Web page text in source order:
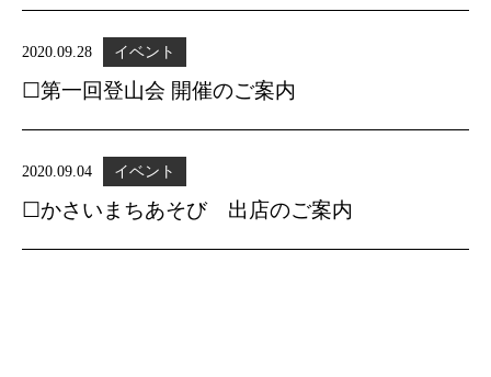
2020.09.28 イベント
☐第一回登山会 開催のご案内
2020.09.04 イベント
☐かさいまちあそび 出店のご案内